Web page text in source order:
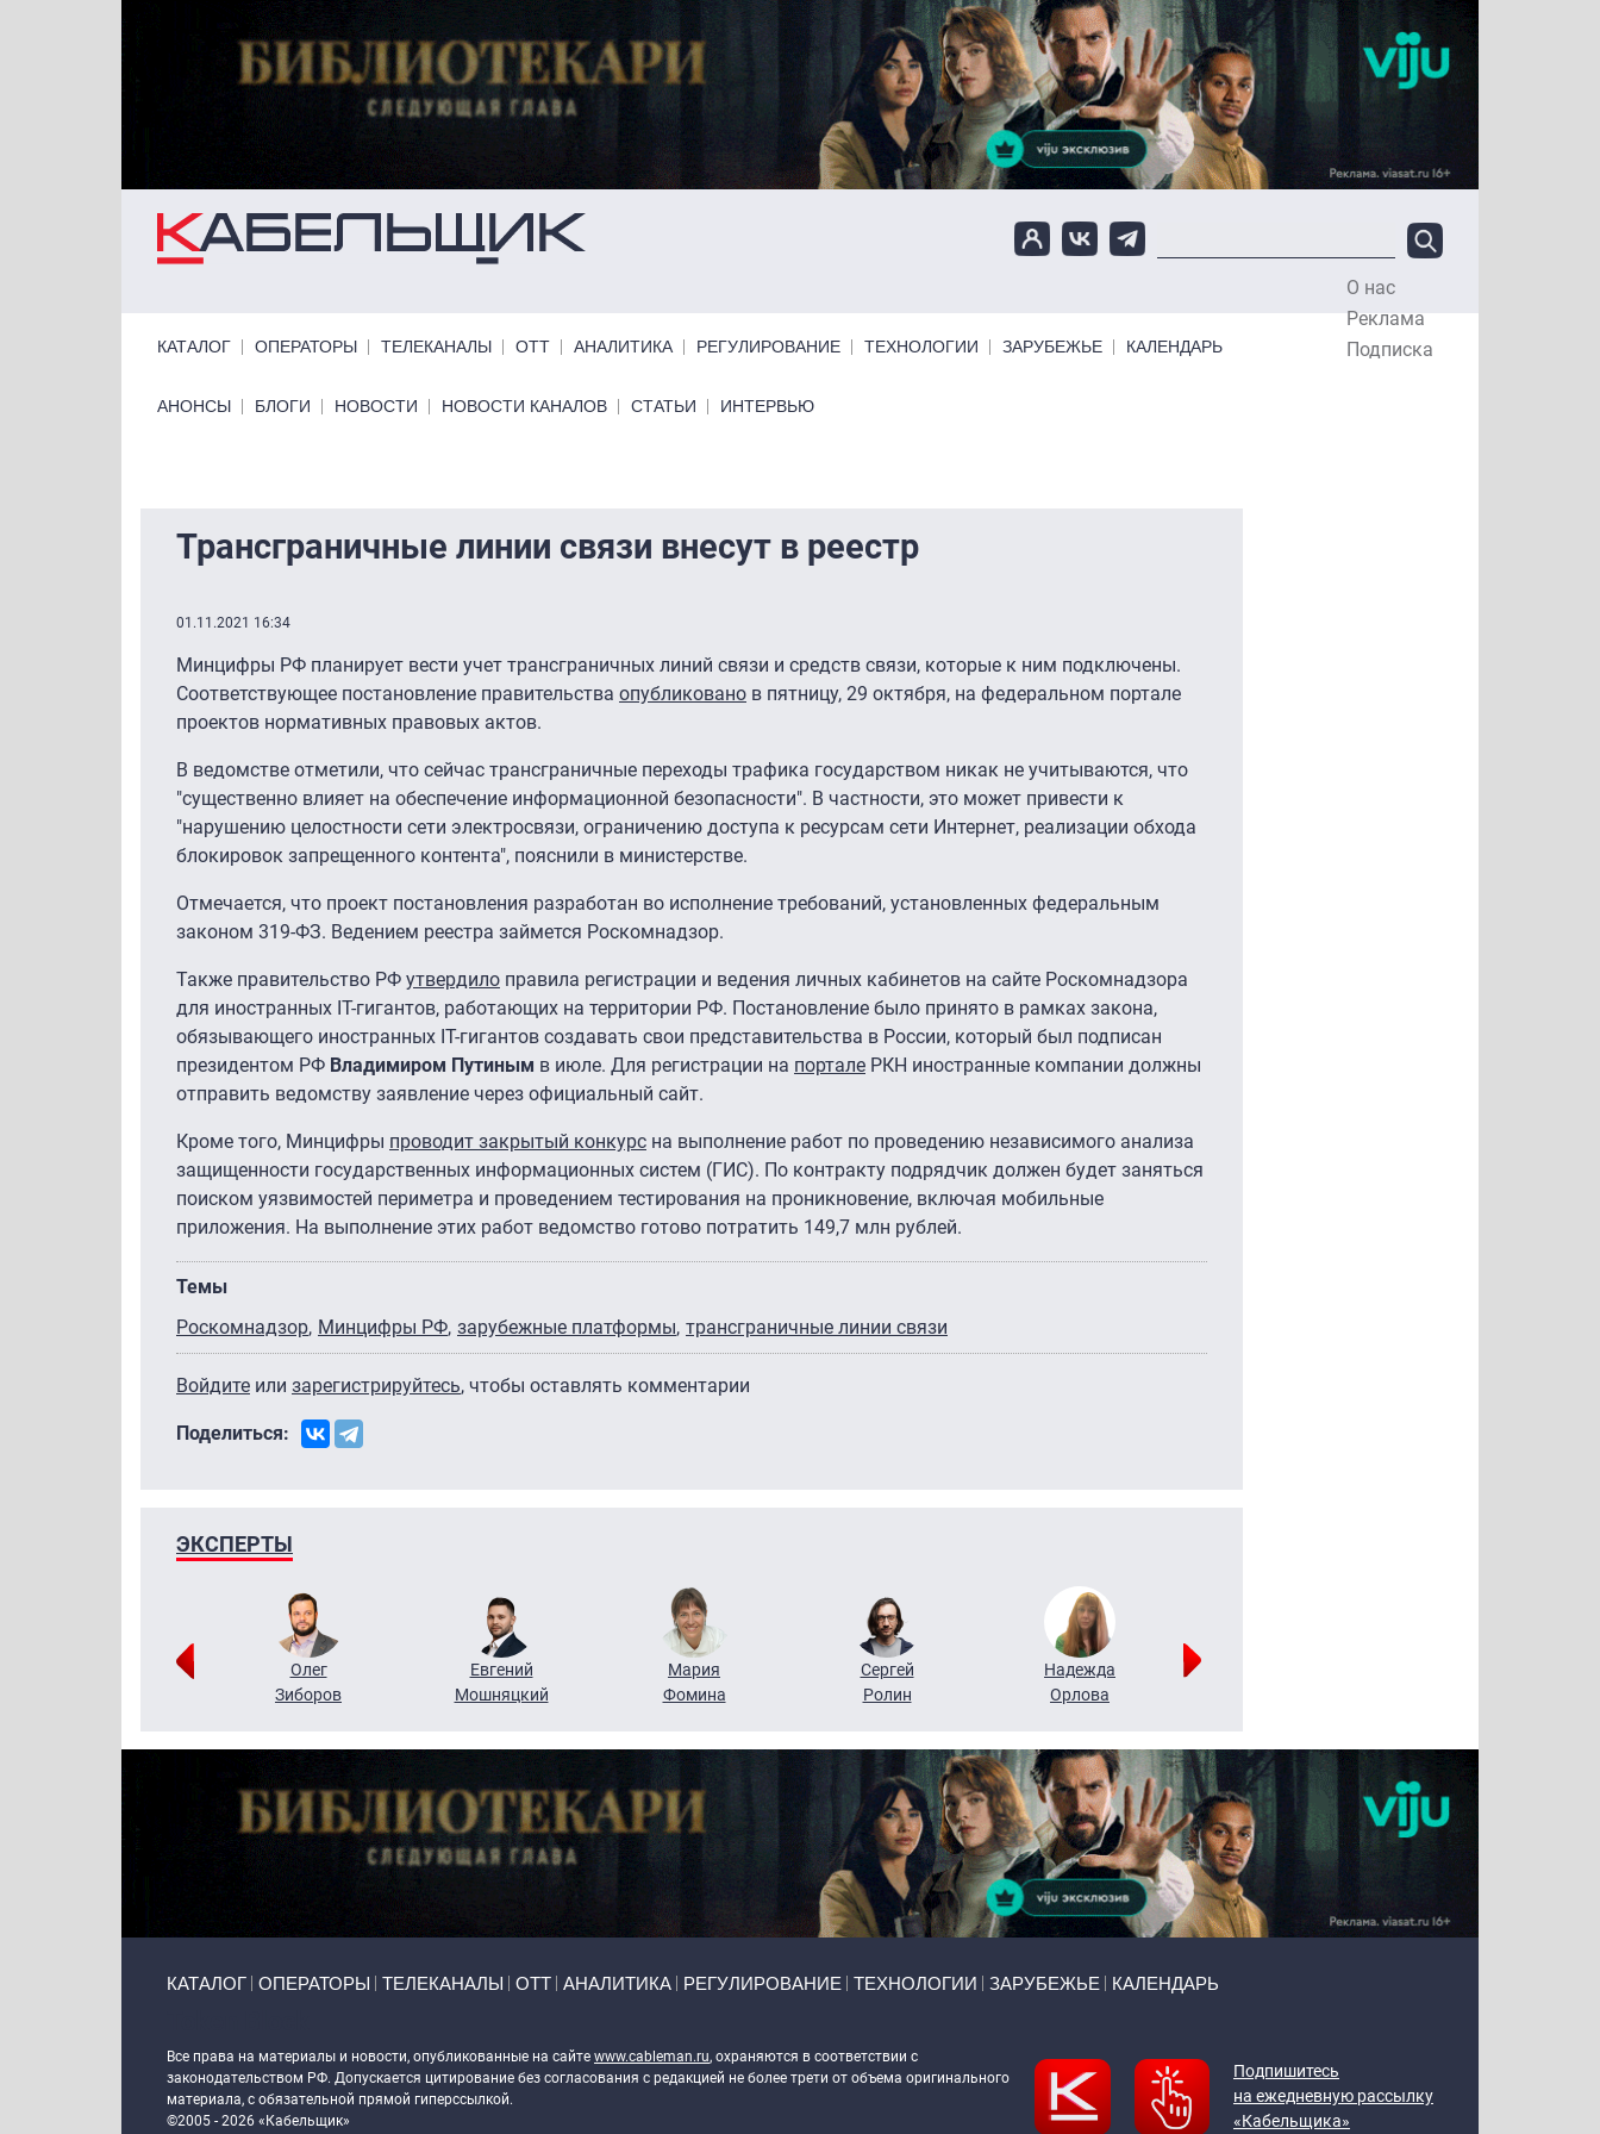
О нас
Реклама
Подписка
КАТАЛОГ ОПЕРАТОРЫ ТЕЛЕКАНАЛЫ ОТТ АНАЛИТИКА РЕГУЛИРОВАНИЕ ТЕХНОЛОГИИ ЗАРУБЕЖЬЕ КАЛЕНДАРЬ
Primary links bottom
АНОНСЫ БЛОГИ НОВОСТИ НОВОСТИ КАНАЛОВ СТАТЬИ ИНТЕРВЬЮ
Трансграничные линии связи внесут в реестр
01.11.2021 16:34
Минцифры РФ планирует вести учет трансграничных линий связи и средств связи, которые к ним подключены.
Соответствующее постановление правительства опубликовано в пятницу, 29 октября, на федеральном портале
проектов нормативных правовых актов.
В ведомстве отметили, что сейчас трансграничные переходы трафика государством никак не учитываются, что
"существенно влияет на обеспечение информационной безопасности". В частности, это может привести к
"нарушению целостности сети электросвязи, ограничению доступа к ресурсам сети Интернет, реализации обхода
блокировок запрещенного контента", пояснили в министерстве.
Отмечается, что проект постановления разработан во исполнение требований, установленных федеральным
законом 319-ФЗ. Ведением реестра займется Роскомнадзор.
Также правительство РФ утвердило правила регистрации и ведения личных кабинетов на сайте Роскомнадзора
для иностранных IT-гигантов, работающих на территории РФ. Постановление было принято в рамках закона,
обязывающего иностранных IT-гигантов создавать свои представительства в России, который был подписан
президентом РФ Владимиром Путиным в июле. Для регистрации на портале РКН иностранные компании должны
отправить ведомству заявление через официальный сайт.
Кроме того, Минцифры проводит закрытый конкурс на выполнение работ по проведению независимого анализа
защищенности государственных информационных систем (ГИС). По контракту подрядчик должен будет заняться
поиском уязвимостей периметра и проведением тестирования на проникновение, включая мобильные
приложения. На выполнение этих работ ведомство готово потратить 149,7 млн рублей.
Темы
Роскомнадзор Минцифры РФ зарубежные платформы трансграничные линии связи
Войдите или зарегистрируйтесь, чтобы оставлять комментарии
Поделиться:
ЭКСПЕРТЫ
Олег
Зиборов
Евгений
Мошняцкий
Мария
Фомина
Сергей
Ролин
Надежда
Орлова
КАТАЛОГ ОПЕРАТОРЫ ТЕЛЕКАНАЛЫ ОТТ АНАЛИТИКА РЕГУЛИРОВАНИЕ ТЕХНОЛОГИИ ЗАРУБЕЖЬЕ КАЛЕНДАРЬ
Все права на материалы и новости, опубликованные на сайте www.cableman.ru, охраняются в соответствии с
законодательством РФ. Допускается цитирование без согласования с редакцией не более трети от объема оригинального
материала, с обязательной прямой гиперссылкой.
©2005 - 2026 «Кабельщик»
Подпишитесь
на ежедневную рассылку
«Кабельщика»